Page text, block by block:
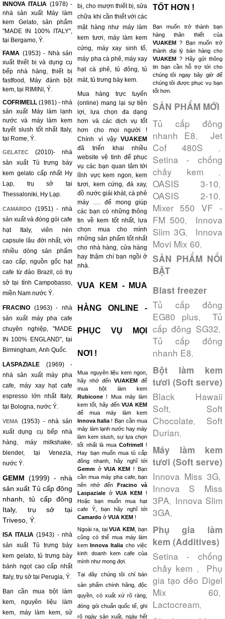
INNOVA ITALIA (1978) -
nhà sản xuất Máy làm
kem Gelato, sản phẩm
"MADE IN 100% ITALY",
tại Bergamo, Ý.
FAMA (1953) - Nhà sản
xuất thiết bị và dụng cụ
bếp nhà hàng, thiết bị
fastfood, Máy đánh bột
kem, tại RIMINI, Ý.
COFRIMELL (1981) - nhà
sản xuất Máy làm lạnh
nước và máy làm kem
tuyết slush tốt nhất Italy,
tại Rome, Ý.
GELATEC (2010)- nhà
sản xuất Tủ trưng bày
kem gelato cấp nhất Hy
Lạp, trụ sở tại
Thessaloniki, Hy Lạp.
CAMARDO
(1951) - nhà
sản xuất và đóng gói cafe
hạt Italy, viên nén
capsule lâu đời nhất, với
nhiều dòng sản phẩm
cao cấp, nguồn gốc hạt
cafe từ đảo Brazil, có trụ
sở tại tỉnh Campobasso,
miền Nam nước Ý.
FRACINO (1963) - nhà
sản xuất máy pha cafe
chuyên nghiệp, "MADE
IN 100% ENGLAND", tại
Birmingham, Anh Quốc.
LASPAZIALE (1969) -
nhà sản xuất máy pha
cafe, máy xay hạt cafe
espresso lớn nhất Italy,
tại Bologna, nước Ý.
VEMA
(1953) - nhà sản
xuất dụng cụ bếp nhà
hàng, máy milkshake,
blender, tại Venezia,
nước Ý.
GEMM (1999) - nhà
sản xuất Tủ cấp đông
nhanh, tủ cấp đông
Italy, trụ sở tại
Triveso, Ý.
ISA ITALIA (1943) - nhà
sản xuất Tủ trưng bày
kem gelato, tủ trưng bày
bánh ngọt cao cấp nhất
Italy, trụ sở tại Perugia, Ý.
Bạn cần mua bột làm
kem, nguyên liệu làm
kem, máy làm kem, sử
bị, cho mượn thiết bị, sửa
chữa khi cần thiết với các
mặt hàng như máy làm
kem tươi, máy làm kem
cứng, máy xay sinh tố,
máy pha cà phê, máy xay
hạt cà phê, tủ đông, tủ
mát, tủ trưng bày kem.
Mua hàng trực tuyến
(online) mang lại sự tiện
lợi, lựa chọn đa dạng
hơn và các dịch vụ tốt
hơn cho mọi người !
Chính vì vậyVUAKEM
đã triển khai nhiều
website vệ tinh để phục
vụ các bạn quan tâm tới
lĩnh vực kem ngon, kem
tươi, kem cứng, đá xay,
đồ nước giải khát, cà phê
máy …. để mong giúp
các bạn có những thông
tin về kem tốt nhất, lựa
chọn mua cho mình
những sản phẩm tốt nhất
cho nhà hàng, cửa hàng
hay thậm chí bạn ngồi ở
nhà.
VUA KEM - MUA
HÀNG ONLINE -
PHỤC VỤ MỌI
NƠI !
Mua nguyên liệu kem ngon,
hãy nhớ đếnVUAKEM để
mua bột làm kem
Rubicone ! Mua máy làm
kem tốt, hãy đếnVUA KEM
để mua máy làm kem
Innova Italia ! Bạn cần mua
máy làm lạnh nước hay máy
làm kem slush, sự lựa chọn
tốt nhất là muaCofrimell !
Hay bạn muốn mua tủ cấp
đông nhanh, hãy nghĩ tới
Gemm ởVUA KEM ! Bạn
cần mua máy pha cafe, bạn
nên nhớ đếnFracino và
Laspaziale ởVUA KEM !
Hoặc bạn muốn mua hạt
cafe Ý, bạn hãy nghĩ tới
Camardo ởVUA KEM !
Ngoài ra, tạiVUA KEM , bạn
cũng có thể mua máy làm
kemInnova Italia cho việc
kinh doanh kem cafe của
mình như mong đợi.
Tại đây chúng tôi chỉ bán
sản phẩm chính hãng, độc
quyền, có xuất xứ rõ ràng,
đóng gói chuẩn quốc tế, ghi
rõ ngày sản xuất, ngày hết
TỐT HƠN !
Bạn muốn trở thành bạn
hàng thân thiết của
VUAKEM? Bạn muốn trở
thành đại lý bán hàng cho
VUAKEM? Hãy gửi thông
tin bạn cần hỗ trợ tới cho
chúng tôi ngay bây giờ để
chúng tôi được phục vụ bạn
tốt hơn.
SẢN PHẨM MỚI
Tủ cấp đông
nhanh E8, Jet
Cof 480S
,
Setina - chống
chảy kem
,
OASIS 3-10,
OASIS 2-10,
Mixer 550 VF -
FM 500, Innova
Slim 3G, Innova
Movi Mix 60,
SẢN PHẨM NỔI
BẬT
Blast freezer
Tủ cấp đông
EG80 plus, Tủ
cấp đông SG32,
Tủ cấp đông
nhanh E8,
Bột làm kem
tươi (Soft serve)
Black Hawaii
Soft, Soft
Chocolate, Soft
Durian,
Máy làm kem
tươi (Soft serve)
Innova Miss 3G,
Innova S Miss
3PA, Innova Slim
3GA,
Phụ gia làm
kem (Additives)
Setina - chống
chảy kem , Phụ
gia tạo dẻo Digel
Mix 60,
Lactocream,